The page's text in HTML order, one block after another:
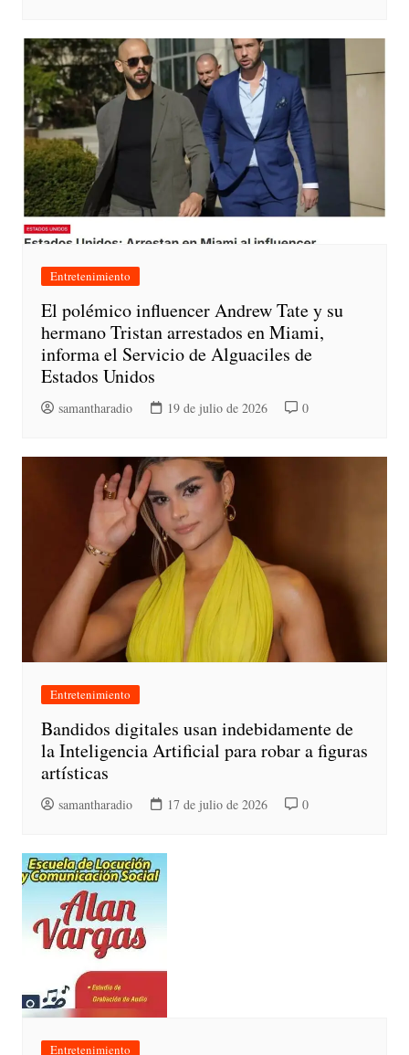
Entretenimiento
El polémico influencer Andrew Tate y su
hermano Tristan arrestados en Miami,
informa el Servicio de Alguaciles de
Estados Unidos
samantharadio 19 de julio de 2026 0
Entretenimiento
Bandidos digitales usan indebidamente de
la Inteligencia Artificial para robar a figuras
artísticas
samantharadio 17 de julio de 2026 0
Entretenimiento